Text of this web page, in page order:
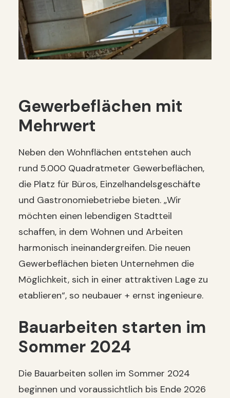
Gewerbeflächen mit
Mehrwert
Neben den Wohnflächen entstehen auch
rund 5.000 Quadratmeter Gewerbeflächen,
die Platz für Büros, Einzelhandelsgeschäfte
und Gastronomiebetriebe bieten. „Wir
möchten einen lebendigen Stadtteil
schaffen, in dem Wohnen und Arbeiten
harmonisch ineinandergreifen. Die neuen
Gewerbeflächen bieten Unternehmen die
Möglichkeit, sich in einer attraktiven Lage zu
etablieren“, so neubauer + ernst ingenieure.
Bauarbeiten starten im
Sommer 2024
Die Bauarbeiten sollen im Sommer 2024
beginnen und voraussichtlich bis Ende 2026